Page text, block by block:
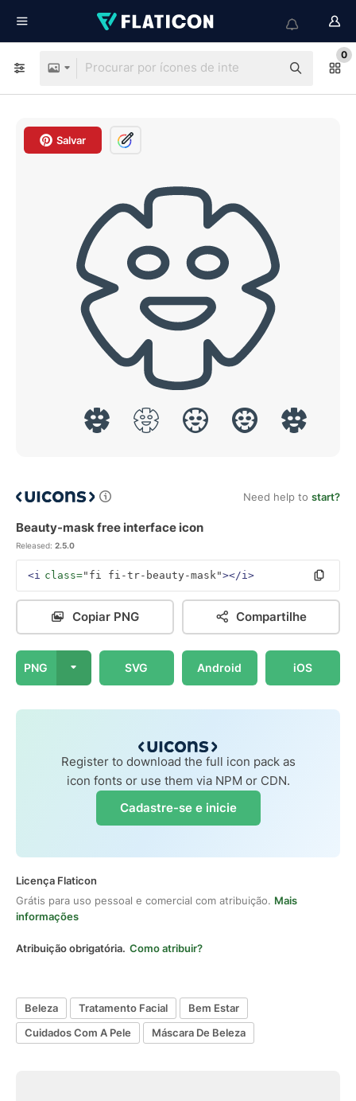
0
Salvar
Need help to start?
Beauty-mask free interface icon
Released: 2.5.0
<i class="fi fi-tr-beauty-mask"></i>
Copiar PNG Compartilhe
PNG SVG Android iOS
Register to download the full icon pack as
icon fonts or use them via NPM or CDN.
Cadastre-se e inicie
Licença Flaticon
Grátis para uso pessoal e comercial com atribuição. Mais
informações
Atribuição obrigatória. Como atribuir?
Beleza Tratamento Facial
Bem Estar
Cuidados Com A Pele
Máscara De Beleza